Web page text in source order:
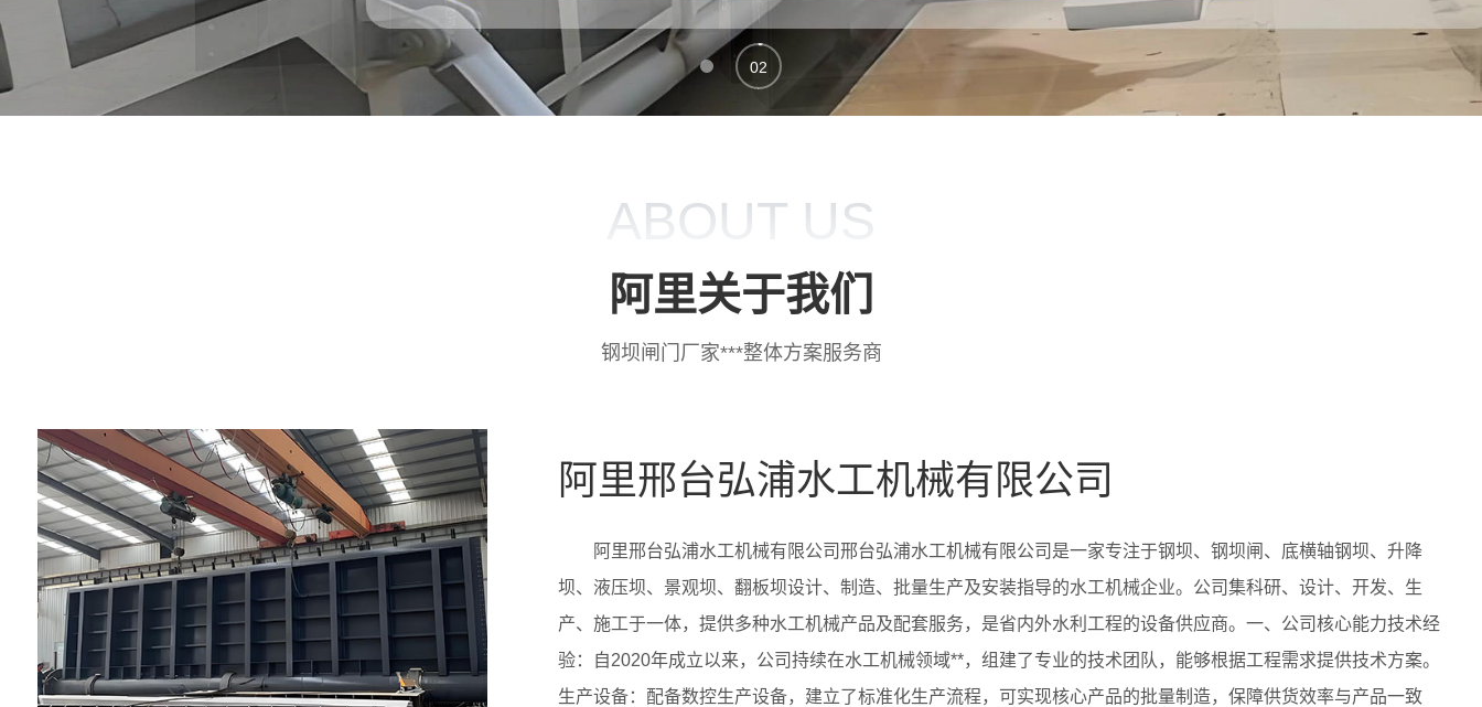
02
ABOUT US
阿里关于我们
钢坝闸门厂家***整体方案服务商
阿里邢台弘浦水工机械有限公司
阿里邢台弘浦水工机械有限公司邢台弘浦水工机械有限公司是一家专注于钢坝、钢坝闸、底横轴钢坝、升降
坝、液压坝、景观坝、翻板坝设计、制造、批量生产及安装指导的水工机械企业。公司集科研、设计、开发、生
产、施工于一体，提供多种水工机械产品及配套服务，是省内外水利工程的设备供应商。一、公司核心能力技术经
验：自2020年成立以来，公司持续在水工机械领域**，组建了专业的技术团队，能够根据工程需求提供技术方案。
生产设备：配备数控生产设备，建立了标准化生产流程，可实现核心产品的批量制造，保障供货效率与产品一致